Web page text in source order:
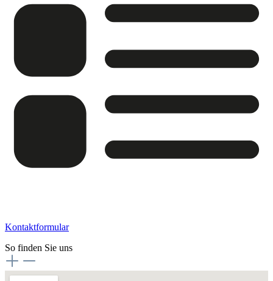
Kontaktformular
So finden Sie uns